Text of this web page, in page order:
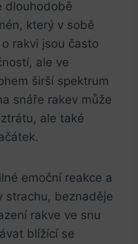
dlouhodobě
který v ‌sobě
rakvi jsou často
ale ve
širší spektrum
snáře rakev může
ale také
emoční reakce a
strachu,​ beznaděje
rakve ve snu
blížící se